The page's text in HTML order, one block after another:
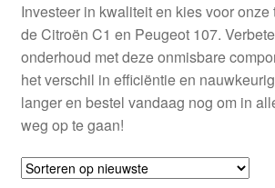
Winkelwagen
Investeer in kwaliteit en kies voor onze
de Citroën C1 en Peugeot 107.
onderhoud met deze onmisbare
het verschil in efficiëntie en
langer en bestel vandaag nog om in
weg op te gaan!